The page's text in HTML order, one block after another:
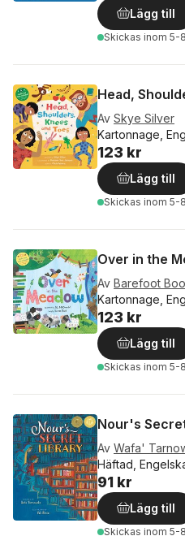
Lägg till
Skickas inom 5-
Head,
Av Skye Silver
Kartonnage,
123 kr
Lägg till
Skickas inom 5-
Over in the
Av Barefoot
Kartonnage,
123 kr
Lägg till
Skickas inom 5-
Nour's
Av Wafa'
Häftad,
91 kr
Lägg till
Skickas inom 5-